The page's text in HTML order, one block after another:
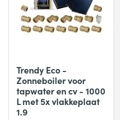
Trendy Eco -
Zonneboiler voor
tapwater en cv - 1000
L met 5x vlakkeplaat
1.9